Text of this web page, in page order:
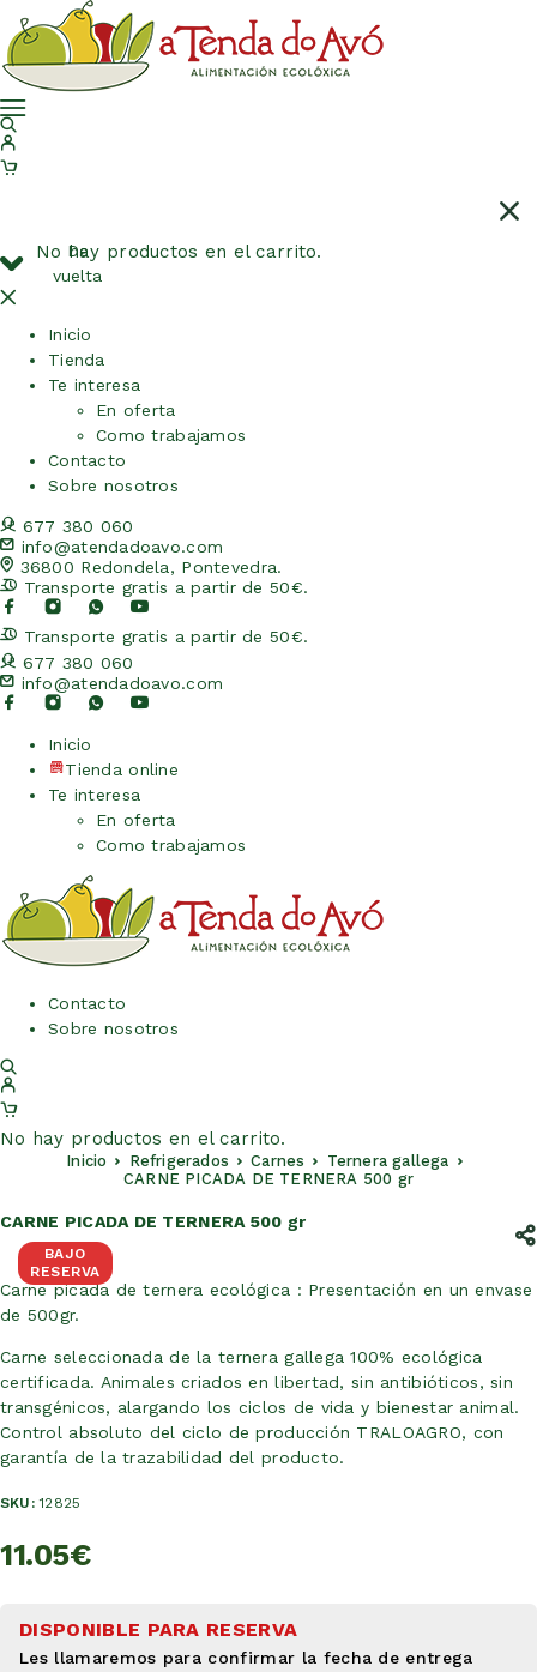
No hay productos en el carrito.
De
vuelta
Inicio
Tienda
Te interesa
En oferta
Como trabajamos
Contacto
Sobre nosotros
677 380 060
info@atendadoavo.com
36800 Redondela, Pontevedra.
Transporte gratis a partir de 50€.
Transporte gratis a partir de 50€.
677 380 060
info@atendadoavo.com
Inicio
Tienda online
Te interesa
En oferta
Como trabajamos
Contacto
Sobre nosotros
No hay productos en el carrito.
Inicio Refrigerados Carnes
Ternera gallega
CARNE PICADA DE TERNERA 500 gr
BAJO
RESERVA
CARNE PICADA DE TERNERA 500 gr
Carne picada de ternera ecológica : Presentación en un envase
de 500gr.
Carne seleccionada de la ternera gallega 100% ecológica
certificada. Animales criados en libertad, sin antibióticos, sin
transgénicos, alargando los ciclos de vida y bienestar animal.
Control absoluto del ciclo de producción TRALOAGRO, con
garantía de la trazabilidad del producto.
SKU:12825
11.05€
DISPONIBLE PARA RESERVA